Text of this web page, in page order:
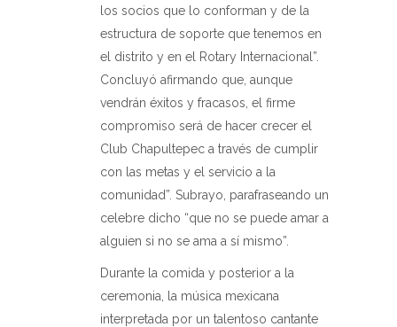
los socios que lo conforman y de la
estructura de soporte que tenemos en
el distrito y en el Rotary Internacional”.
Concluyó afirmando que, aunque
vendrán éxitos y fracasos, el firme
compromiso será de hacer crecer el
Club Chapultepec a través de cumplir
con las metas y el servicio a la
comunidad”. Subrayo, parafraseando un
celebre dicho “que no se puede amar a
alguien si no se ama a sí mismo”.
Durante la comida y posterior a la
ceremonia, la música mexicana
interpretada por un talentoso cantante